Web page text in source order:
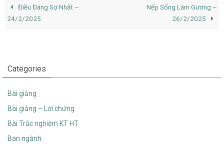
Điều Đáng Sợ Nhất –
24/2/2025
Nếp Sống Làm Gương –
26/2/2025
Categories
Bài giảng
Bài giảng – Lời chứng
Bài Trắc nghiệm KT HT
Ban ngành